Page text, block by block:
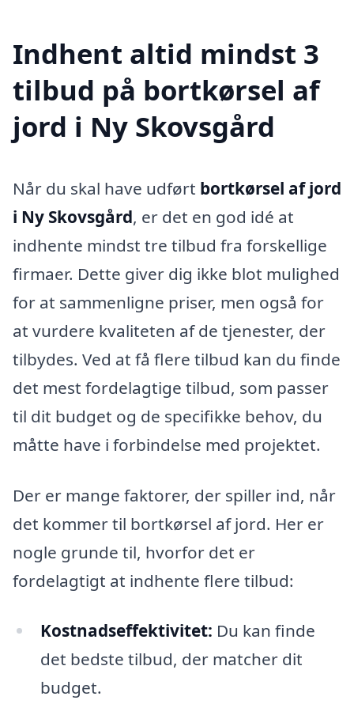
Indhent altid mindst 3
tilbud på bortkørsel af
jord i Ny Skovsgård
Når du skal have udført bortkørsel af jord
i Ny Skovsgård, er det en god idé at
indhente mindst tre tilbud fra forskellige
firmaer. Dette giver dig ikke blot mulighed
for at sammenligne priser, men også for
at vurdere kvaliteten af de tjenester, der
tilbydes. Ved at få flere tilbud kan du finde
det mest fordelagtige tilbud, som passer
til dit budget og de specifikke behov, du
måtte have i forbindelse med projektet.
Der er mange faktorer, der spiller ind, når
det kommer til bortkørsel af jord. Her er
nogle grunde til, hvorfor det er
fordelagtigt at indhente flere tilbud:
Kostnadseffektivitet: Du kan finde
det bedste tilbud, der matcher dit
budget.